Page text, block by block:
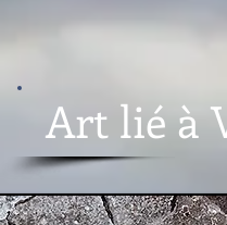
Art lié à